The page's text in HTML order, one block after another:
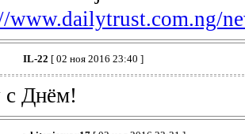
www.dailytrust.com.ng/
IL-22 [ 02 ноя 2016 23:40 ]
Днём!